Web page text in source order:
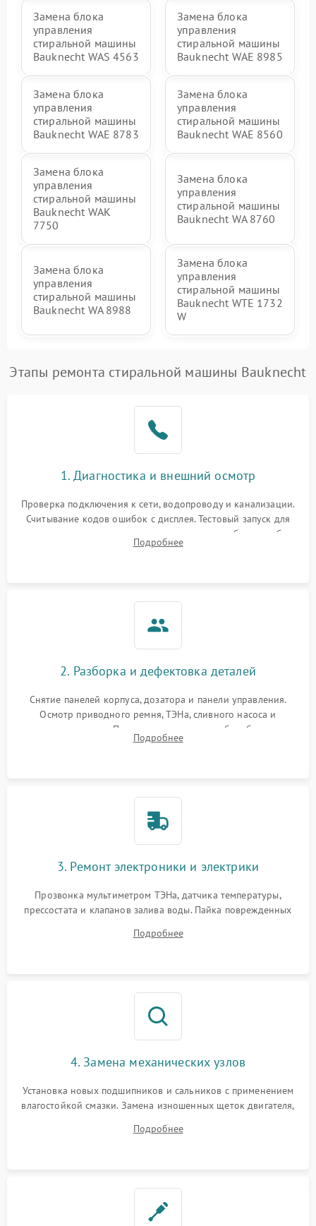
Замена блока
управления
стиральной машины
Bauknecht WAS 4563
Замена блока
управления
стиральной машины
Bauknecht WAE 8985
Замена блока
управления
стиральной машины
Bauknecht WAE 8783
Замена блока
управления
стиральной машины
Bauknecht WAE 8560
Замена блока
управления
стиральной машины
Bauknecht WAK
7750
Замена блока
управления
стиральной машины
Bauknecht WA 8760
Замена блока
управления
стиральной машины
Bauknecht WA 8988
Замена блока
управления
стиральной машины
Bauknecht WTE 1732
W
Этапы ремонта стиральной машины Bauknecht
1. Диагностика и внешний осмотр
Проверка подключения к сети, водопроводу и канализации.
Считывание кодов ошибок с дисплея. Тестовый запуск для
выявления посторонних шумов, протечек или сбоев в работе
электронного модуля управления.
Подробнее
2. Разборка и дефектовка деталей
Снятие панелей корпуса, дозатора и панели управления.
Осмотр приводного ремня, ТЭНа, сливного насоса и
амортизаторов. Проверка подшипников барабана и
крестовины на износ, а манжеты люка на разрывы.
Подробнее
3. Ремонт электроники и электрики
Прозвонка мультиметром ТЭНа, датчика температуры,
прессостата и клапанов залива воды. Пайка поврежденных
Восстановление целостности проводки и контактов.
Подробнее
4. Замена механических узлов
Установка новых подшипников и сальников с применением
влагостойкой смазки. Замена изношенных щеток двигателя,
или поврежденной резиновой манжеты.
Подробнее